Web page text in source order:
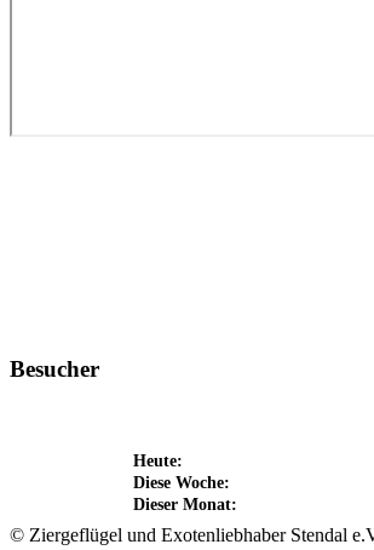
Besucher
Heute:
Diese Woche:
Dieser Monat:
© Ziergeflügel und Exotenliebhaber Stendal